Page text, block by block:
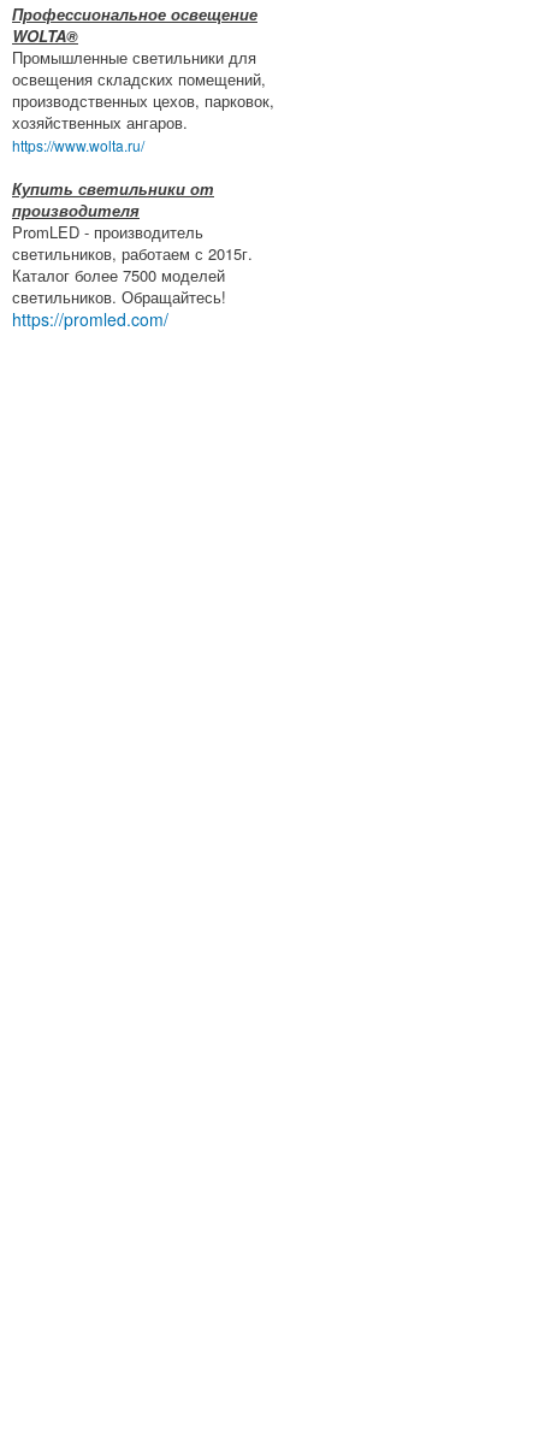
Профессиональное освещение
WOLTA®
Промышленные светильники для
освещения складских помещений,
производственных цехов, парковок,
хозяйственных ангаров.
https://www.wolta.ru/
Купить светильники от
производителя
PromLED - производитель
светильников, работаем с 2015г.
Каталог более 7500 моделей
светильников. Обращайтесь!
https://promled.com/